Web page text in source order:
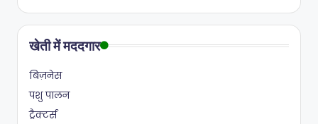
खेती में मददगार
बिज़नेस
पशु पालन
ट्रैक्टर्स